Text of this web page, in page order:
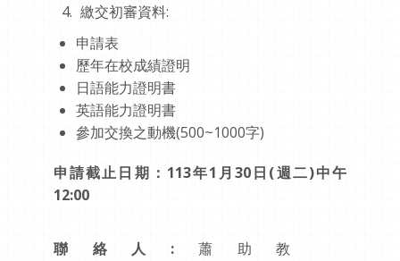
繳交初審資料:
申請表
歷年在校成績證明
日語能力證明書
英語能力證明書
參加交換之動機(500~1000字)
申請截止日期：113年1月30日(週二)中午
12:00
聯絡人:蕭助教